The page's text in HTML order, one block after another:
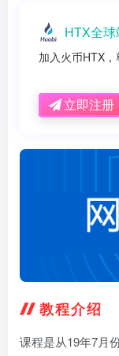
HTX全球
加入火币HTX
立即注册
教程介绍
课程是从19年7月